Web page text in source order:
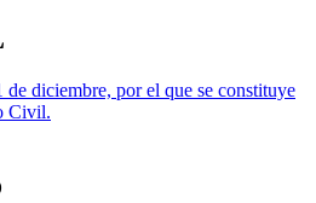
diciembre, por el que se constituye
Civil.